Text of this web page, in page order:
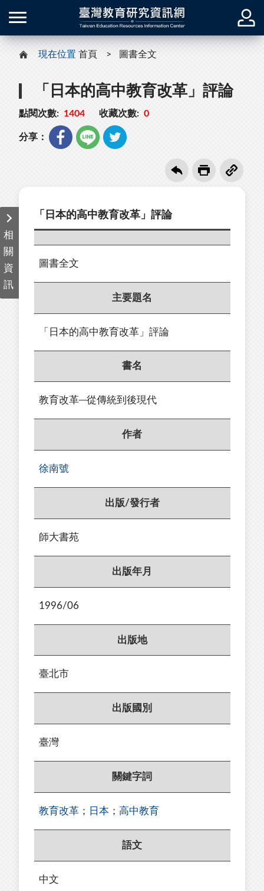
現在位置 首頁 圖書全文
「日本的高中教育改革」評論
點閱次數: 1404 收藏次數: 0
分享：
相
關
資
訊
「日本的高中教育改革」評論
圖書全文
主要題名
「日本的高中教育改革」評論
書名
教育改革─從傳統到後現代
作者
徐南號
出版/發行者
師大書苑
出版年月
1996/06
出版地
臺北市
出版國別
臺灣
關鍵字詞
教育改革 ； 日本 ； 高中教育
語文
中文